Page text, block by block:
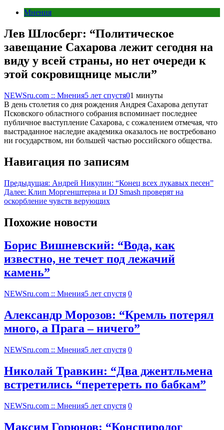
Мнения
Лев Шлосберг: “Политическое
завещание Сахарова лежит сегодня на
виду у всей страны, но нет очереди к
этой сокровищнице мысли”
NEWSru.com :: Мнения5 лет спустя01 минуты
В день столетия со дня рождения Андрея Сахарова депутат
Псковского областного собрания вспоминает последнее
публичное выступление Сахарова, с сожалением отмечая, что
выстраданное наследие академика оказалось не востребовано
ни государством, ни большей частью российского общества.
Навигация по записям
Предыдущая: Андрей Никулин: “Конец всех лукавых песен”
Далее: Клип Моргенштерна и DJ Smash проверят на
оскорбление чувств верующих
Похожие новости
Борис Вишневский: “Вода, как
известно, не течет под лежачий
камень”
NEWSru.com :: Мнения5 лет спустя 0
Александр Морозов: “Кремль потерял
много, а Прага – ничего”
NEWSru.com :: Мнения5 лет спустя 0
Николай Травкин: “Два джентльмена
встретились “перетереть по бабкам”
NEWSru.com :: Мнения5 лет спустя 0
Максим Горюнов: “Конспиролог